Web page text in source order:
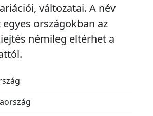
változatai. A név
egyes országokban az
némileg eltérhet a